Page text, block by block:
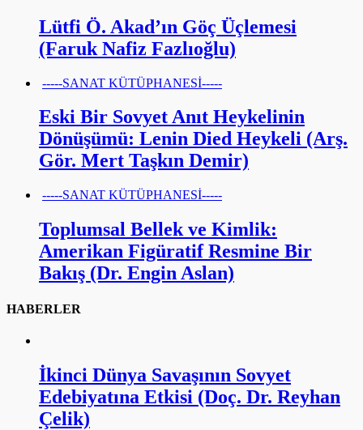
Lütfi Ö. Akad’ın Göç Üçlemesi
(Faruk Nafiz Fazlıoğlu)
-----SANAT KÜTÜPHANESİ-----
Eski Bir Sovyet Anıt Heykelinin
Dönüşümü: Lenin Died Heykeli (Arş.
Gör. Mert Taşkın Demir)
-----SANAT KÜTÜPHANESİ-----
Toplumsal Bellek ve Kimlik:
Amerikan Figüratif Resmine Bir
Bakış (Dr. Engin Aslan)
HABERLER
İkinci Dünya Savaşının Sovyet
Edebiyatına Etkisi (Doç. Dr. Reyhan
Çelik)